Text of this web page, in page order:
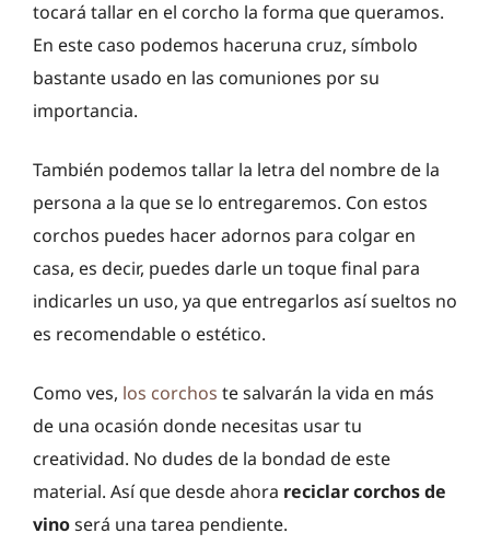
tocará tallar en el corcho la forma que queramos.
En este caso podemos haceruna cruz, símbolo
bastante usado en las comuniones por su
importancia.
También podemos tallar la letra del nombre de la
persona a la que se lo entregaremos. Con estos
corchos puedes hacer adornos para colgar en
casa, es decir, puedes darle un toque final para
indicarles un uso, ya que entregarlos así sueltos no
es recomendable o estético.
Como ves, los corchos te salvarán la vida en más
de una ocasión donde necesitas usar tu
creatividad. No dudes de la bondad de este
material. Así que desde ahora reciclar corchos de
vinoserá una tarea pendiente.